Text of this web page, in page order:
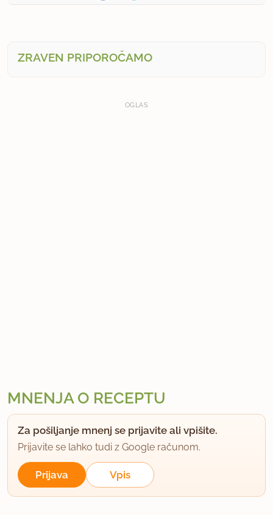
ZRAVEN PRIPOROČAMO
OGLAS
MNENJA O RECEPTU
Za pošiljanje mnenj se prijavite ali vpišite.
Prijavite se lahko tudi z Google računom.
Prijava Vpis